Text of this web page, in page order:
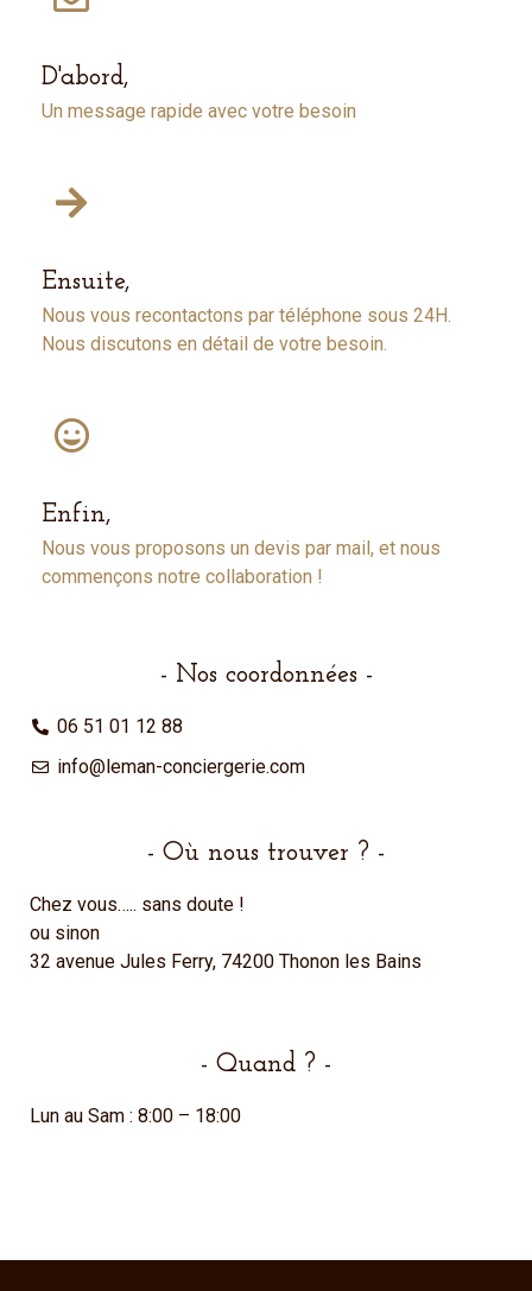
D'abord,
Un message rapide avec votre besoin
Ensuite,
Nous vous recontactons par téléphone sous 24H.
Nous discutons en détail de votre besoin.
Enfin,
Nous vous proposons un devis par mail, et nous
commençons notre collaboration !
- Nos coordonnées -
06 51 01 12 88
info@leman-conciergerie.com
- Où nous trouver ? -
Chez vous….. sans doute !
ou sinon
32 avenue Jules Ferry, 74200 Thonon les Bains
- Quand ? -
Lun au Sam : 8:00 – 18:00